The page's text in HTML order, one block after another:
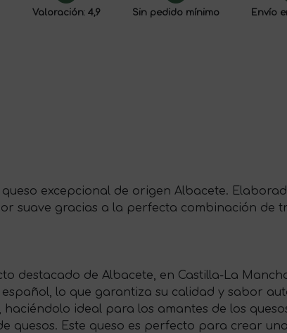
Valoración: 4,9 Sin pedido mínimo Envío
excepcional de origen Albacete.
suave gracias a la perfecta combinación de
destacado de Albacete, en Castilla-La
lo que garantiza su calidad y sabor
ideal para los amantes de los
quesos. Este queso es perfecto para crear